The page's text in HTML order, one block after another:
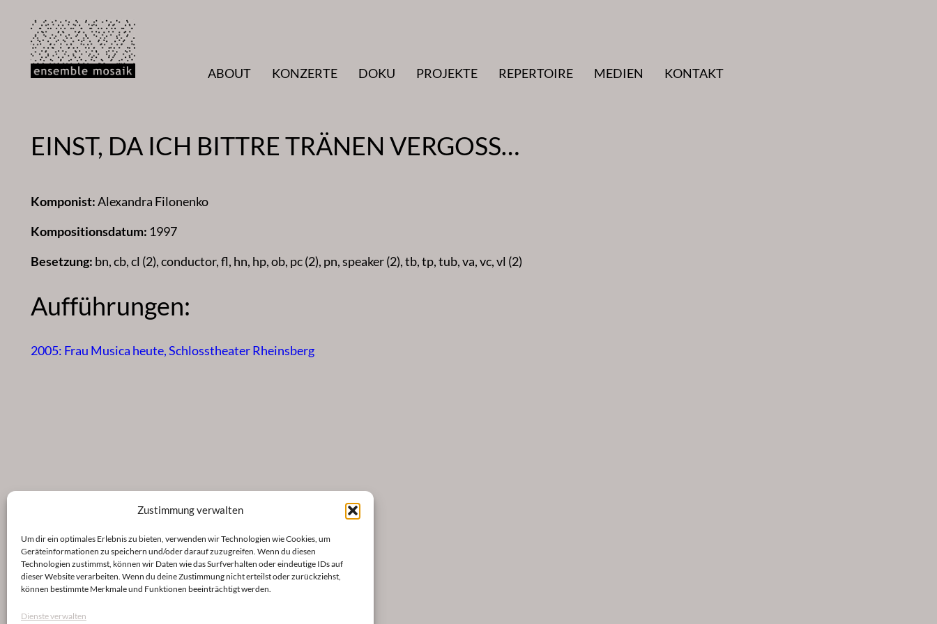
Zustimmung verwalten
Um dir ein optimales Erlebnis zu bieten, verwenden wir Technologien wie Cookies, um
Geräteinformationen zu speichern und/oder darauf zuzugreifen. Wenn du diesen
Technologien zustimmst, können wir Daten wie das Surfverhalten oder eindeutige IDs auf
dieser Website verarbeiten. Wenn du deine Zustimmung nicht erteilst oder zurückziehst,
können bestimmte Merkmale und Funktionen beeinträchtigt werden.
Dienste verwalten
Inhalt
springen
ABOUT
KONZERTE DOKU PROJEKTE REPERTOIRE MEDIEN KONTAKT
EINST, DA ICH BITTRE TRÄNEN VERGOSS…
Komponist:Alexandra Filonenko
Kompositionsdatum: 1997
Besetzung: bn, cb, cl (2), conductor, fl, hn, hp, ob, pc (2), pn, speaker (2), tb, tp, tub, va, vc, vl (2)
Aufführungen:
2005: Frau Musica heute, Schlosstheater Rheinsberg